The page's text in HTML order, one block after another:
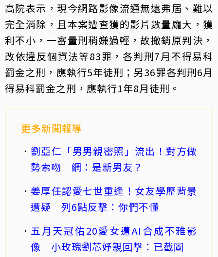
高院表示，現今網路影像流通無遠弗屆、難以
完全消除，且本案遭查獲的影片數量龐大，獲
利不小，一審量刑稍嫌過輕，故撤銷原判決，
改依違反個資法等83罪，各判刑7月不得易科
罰金之刑，應執行5年徒刑；另36罪各判刑6月
得易科罰金之刑，應執行1年8月徒刑。
更多新聞報導
劉亞仁「男男親密照」流出！對方做
勢索吻 網：是新男友？
姜厚任認愛七世重逢！女友學歷背景
遭疑 列6點反擊：你們不懂
五月天冠佑20愛女遭AI合成不雅影
像 小玫瑰劉芯妤親回擊：已截圖